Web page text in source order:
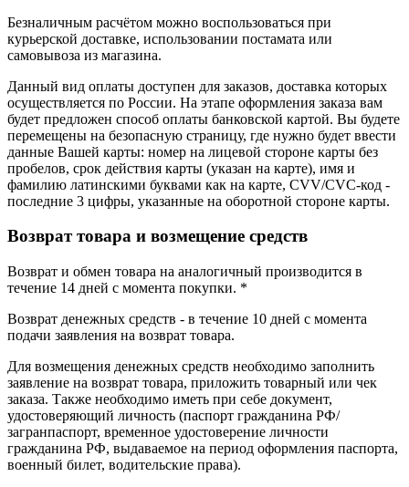
Безналичным расчётом можно воспользоваться при
курьерской доставке, использовании постамата или
самовывоза из магазина.
Данный вид оплаты доступен для заказов, доставка которых
осуществляется по России. На этапе оформления заказа вам
будет предложен способ оплаты банковской картой. Вы будете
перемещены на безопасную страницу, где нужно будет ввести
данные Вашей карты: номер на лицевой стороне карты без
пробелов, срок действия карты (указан на карте), имя и
фамилию латинскими буквами как на карте, CVV/CVC-код -
последние 3 цифры, указанные на оборотной стороне карты.
Возврат товара и возмещение средств
Возврат и обмен товара на аналогичный производится в
течение 14 дней с момента покупки. *
Возврат денежных средств - в течение 10 дней с момента
подачи заявления на возврат товара.
Для возмещения денежных средств необходимо заполнить
заявление на возврат товара, приложить товарный или чек
заказа. Также необходимо иметь при себе документ,
удостоверяющий личность (паспорт гражданина РФ/
загранпаспорт, временное удостоверение личности
гражданина РФ, выдаваемое на период оформления паспорта,
военный билет, водительские права).